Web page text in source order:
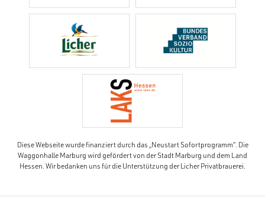
Diese Webseite wurde finanziert durch das „Neustart Sofortprogramm“. Die
Waggonhalle Marburg wird gefördert von der Stadt Marburg und dem Land
Hessen. Wir bedanken uns für die Unterstützung der Licher Privatbrauerei.